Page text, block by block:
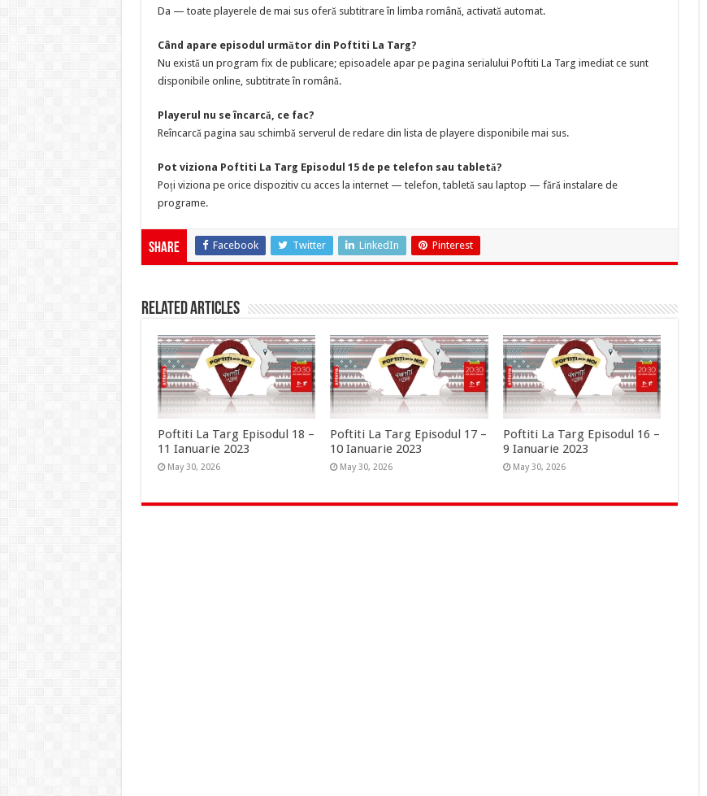
Da — toate playerele de mai sus oferă subtitrare în limba română, activată automat.
Când apare episodul următor din Poftiti La Targ?
Nu există un program fix de publicare; episoadele apar pe pagina serialului Poftiti La Targ imediat ce sunt
disponibile online, subtitrate în română.
Playerul nu se încarcă, ce fac?
Reîncarcă pagina sau schimbă serverul de redare din lista de playere disponibile mai sus.
Pot viziona Poftiti La Targ Episodul 15 de pe telefon sau tabletă?
Poți viziona pe orice dispozitiv cu acces la internet — telefon, tabletă sau laptop — fără instalare de
programe.
Share Facebook Twitter LinkedIn Pinterest
Related Articles
Poftiti La Targ Episodul 18 –
11 Ianuarie 2023
May 30, 2026
Poftiti La Targ Episodul 17 –
10 Ianuarie 2023
May 30, 2026
Poftiti La Targ Episodul 16 –
9 Ianuarie 2023
May 30, 2026